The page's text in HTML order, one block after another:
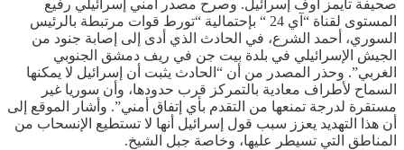
صحيفة تايمز أوف إسرائيل. وصرح مصدر أمني إسرائيلي رفيع
المستوى لقناة “آي 24 “ بإحتمالية “تورط قوات مرتبطة بالرئيس
السوري، أحمد الشرع، في الحادث الذي أدى إلى إصابة جنود من
الجيش الإسرائيلي في بلدة بيت جن في ريف دمشق الجنوبي
الغربي”. وحذر المصدر من أن “الحادث يثبت أن إسرائيل لا يمكنها
السماح لأطراف معادية بالتمركز قرب حدودها، وأن سوريا غير
مستقرة لدرجة تمنعها من التقدم بأي إتفاق أمني”. وأشار الموقع إلى
أن هذا التهديد يعزز سبب قول إسرائيل أنها لا تستطيع الإنسحاب من
المناطق التي تسيطر عليها، وخاصة جبل الشيخ.